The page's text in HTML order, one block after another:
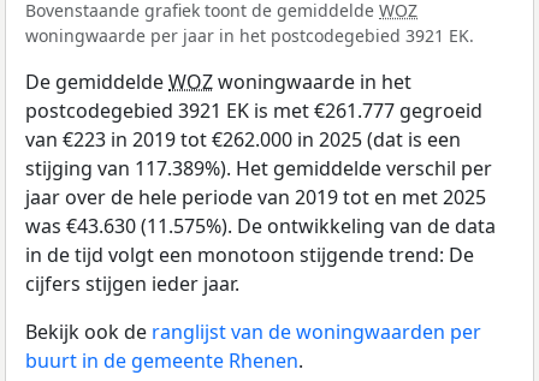
Bovenstaande grafiek toont de gemiddelde WOZ
woningwaarde per jaar in het postcodegebied 3921 EK.
De gemiddeldeWOZwoningwaarde in het
postcodegebied 3921 EK is met €261.777 gegroeid
van €223 in 2019 tot €262.000 in 2025 (dat is een
stijging van 117.389%). Het gemiddelde verschil per
jaar over de hele periode van 2019 tot en met 2025
was €43.630 (11.575%). De ontwikkeling van de data
in de tijd volgt een monotoon stijgende trend: De
cijfers stijgen ieder jaar.
Bekijk ook de ranglijst van de woningwaarden per
buurt in de gemeente Rhenen.